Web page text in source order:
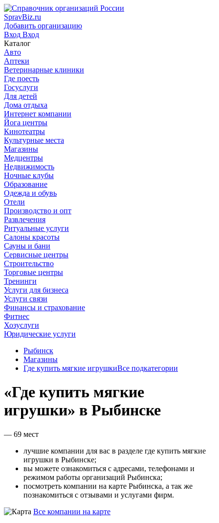
SpravBiz.ru
Добавить организацию
Вход Вход
Каталог
Авто
Аптеки
Ветеринарные клиники
Где поесть
Госуслуги
Для детей
Дома отдыха
Интернет компании
Йога центры
Кинотеатры
Культурные места
Магазины
Медцентры
Недвижимость
Ночные клубы
Образование
Одежда и обувь
Отели
Производство и опт
Развлечения
Ритуальные услуги
Салоны красоты
Сауны и бани
Сервисные центры
Строительство
Торговые центры
Тренинги
Услуги для бизнеса
Услуги связи
Финансы и страхование
Фитнес
Хозуслуги
Юридические услуги
Рыбинск
Магазины
Где купить мягкие игрушкиВсе подкатегории
«Где купить мягкие
игрушки» в Рыбинске
— 69 мест
лучшие компании для вас в разделе где купить мягкие
игрушки в Рыбинске;
вы можете ознакомиться с адресами, телефонами и
режимом работы организаций Рыбинска;
посмотреть компании на карте Рыбинска, а так же
познакомиться с отзывами и услугами фирм.
Все компании на карте